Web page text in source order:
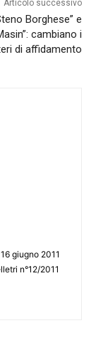
Articolo successivo
Borghese” e
cambiano i
di affidamento
giugno 2011
n°12/2011